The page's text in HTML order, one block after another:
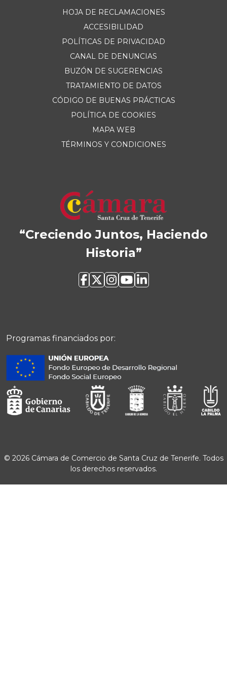
HOJA DE RECLAMACIONES
ACCESIBILIDAD
POLÍTICAS DE PRIVACIDAD
CANAL DE DENUNCIAS
BUZÓN DE SUGERENCIAS
TRATAMIENTO DE DATOS
CÓDIGO DE BUENAS PRÁCTICAS
POLÍTICA DE COOKIES
MAPA WEB
TÉRMINOS Y CONDICIONES
“Creciendo Juntos, Haciendo
Historia”
Programas financiados por:
© 2026 Cámara de Comercio de Santa Cruz de Tenerife. Todos
los derechos reservados.